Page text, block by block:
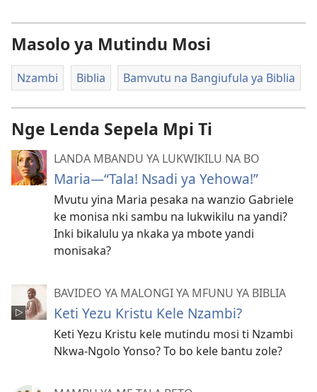
Masolo ya Mutindu Mosi
Nzambi Biblia Bamvutu na Bangiufula ya Biblia
Nge Lenda Sepela Mpi Ti
LANDA MBANDU YA LUKWIKILU NA BO
Maria—“Tala! Nsadi ya Yehowa!”
Mvutu yina Maria pesaka na wanzio Gabriele
ke monisa nki sambu na lukwikilu na yandi?
Inki bikalulu ya nkaka ya mbote yandi
monisaka?
BAVIDEO YA MALONGI YA MFUNU YA BIBLIA
Keti Yezu Kristu Kele Nzambi?
Keti Yezu Kristu kele mutindu mosi ti Nzambi
Nkwa-Ngolo Yonso? To bo kele bantu zole?